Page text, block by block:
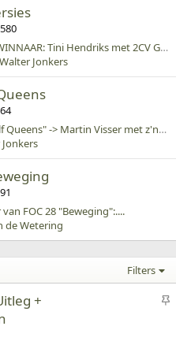
580
FOC 26 "Conversies" ----------WINNAAR: Tini Hendriks met 2CV GHAN "Jules" !!
Walter Jonkers
De winnaar van FOC 27 "Shelf Queens" -> Martin Visser met z'n Morris C9B!
FOC 28 "Beweging":....
de Wetering
Filters
V
+